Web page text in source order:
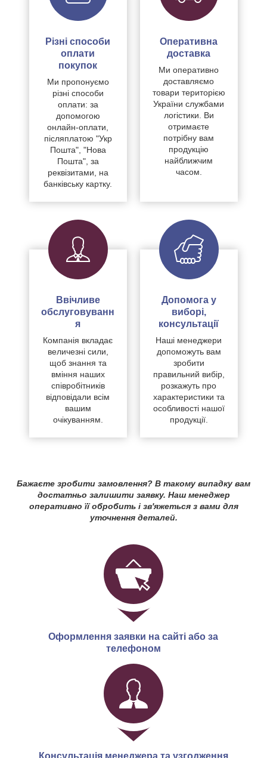
Різні способи
оплати
покупок
Ми пропонуємо
різні способи
оплати: за
допомогою
онлайн-оплати,
післяплатою "Укр
Пошта", "Нова
Пошта", за
реквізитами, на
банківську картку.
Оперативна
доставка
Ми оперативно
доставляємо
товари територією
України службами
логістики. Ви
отримаєте
потрібну вам
продукцію
найближчим
часом.
Ввічливе
обслуговуванн
я
Компанія вкладає
величезні сили,
щоб знання та
вміння наших
співробітників
відповідали всім
вашим
очікуванням.
Допомога у
виборі,
консультації
Наші менеджери
допоможуть вам
зробити
правильний вибір,
розкажуть про
характеристики та
особливості нашої
продукції.
Бажаєте зробити замовлення? В такому випадку вам
достатньо залишити заявку. Наш менеджер
оперативно її обробить і зв'яжеться з вами для
уточнення деталей.
Оформлення заявки на сайті або за
телефоном